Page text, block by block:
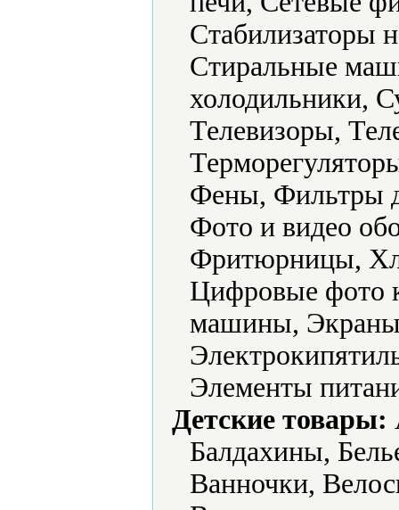
Стабилизаторы
Стиральные
холодильники,
Телевизоры,
Фены, Фильтры
Фото и видео
Фритюрницы,
Цифровые фото
машины,
Элементы
Детские товары:
Балдахины,
Ванночки,